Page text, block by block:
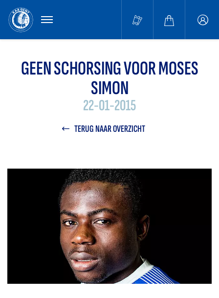
MENU
GEEN SCHORSING VOOR MOSES
SIMON
22-01-2015
TERUG NAAR OVERZICHT